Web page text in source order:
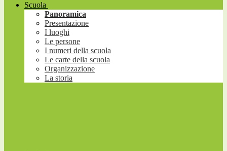
Scuola
Panoramica
Presentazione
I luoghi
Le persone
I numeri della scuola
Le carte della scuola
Organizzazione
La storia